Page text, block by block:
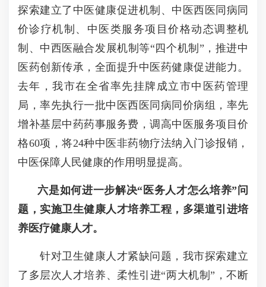
探索建立了中医健康促进机制、中医西医同病同
价诊疗机制、中医类服务项目价格动态调整机
制、中西医融合发展机制等“四个机制 ” ，推进中
医药创新传承，全面提升中医药健康促进能力。
去年，我市在全省率先挂牌成立市中医药管理
局，率先执行一批中医西医同病同价病组，率先
增补基层中药药事服务费，调高中医服务项目价
格60项，将24种中医非药物疗法纳入门诊报销，
中医保障人民健康的作用明显提高。
六是如何进一步解决“ 医务人才怎么培养”问
题，实施卫生健康人才培养工程，多渠道引进培
养医疗健康人才。
针对卫生健康人才紧缺问题，我市探索建立
了多层次人才培养、柔性引进“两大机制” ，不断